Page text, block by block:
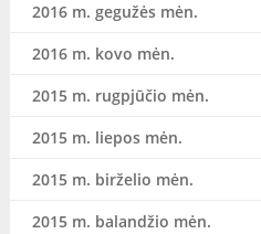
2016 m. gegužės mėn.
2016 m. kovo mėn.
2015 m. rugpjūčio mėn.
2015 m. liepos mėn.
2015 m. birželio mėn.
2015 m. balandžio mėn.